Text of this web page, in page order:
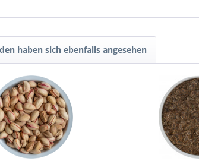
haben sich ebenfalls angesehen